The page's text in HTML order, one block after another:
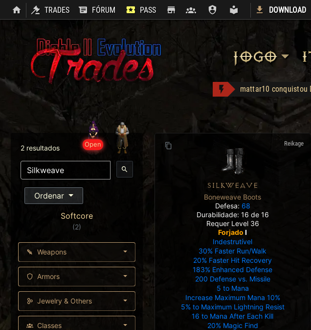
TRADES FÓRUM PASS SHOP CLANS ARMORY LIBRARY DOWNLOAD
JOGO
Shop: "Hire do Ato 5."
Heart of the Oak -
Jah Stack -
Apolomito
EGC1 conquistou
mattar10 conquistou
Open
2 resultados
Ordenar
Softcore
(2)
Weapons
Armors
Jewelry & Others
Classes
Reikage
SILKWEAVE
Boneweave Boots
Defesa: 68
Durabilidade: 16 de 16
Requer Level 36
ForjadoI
Indestrutível
30% Faster Run/Walk
20% Faster Hit Recovery
183% Enhanced Defense
200 Defense vs. Missile
5 to Mana
Increase Maximum Mana 10%
5% to Maximum Lightning Resist
16 to Mana After Each Kill
20% Magic Find